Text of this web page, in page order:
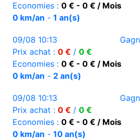
Economies : 0 € - 0 € / Mois
0 km/an - 1 an(s)
09/08 10:13
Prix achat : 0 € / 0 €
Economies : 0 € - 0 € / Mois
0 km/an - 2 an(s)
09/08 10:13
Prix achat : 0 € / 0 €
Economies : 0 € - 0 € / Mois
0 km/an - 10 an(s)